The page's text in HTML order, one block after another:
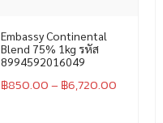
Embassy Continental
Blend 75% 1kg รหัส
8994592016049
฿850.00– ฿6,720.00